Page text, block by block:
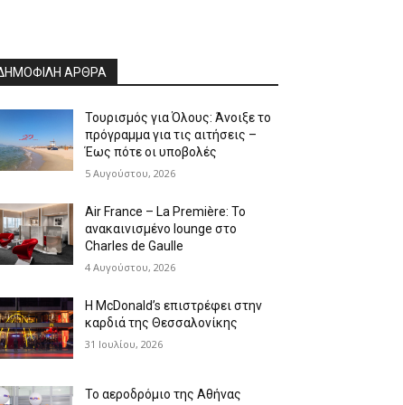
ΑΡΘΡΑ
Τουρισμός για Όλους: Άνοιξε το
πρόγραμμα για τις αιτήσεις –
Έως πότε οι υποβολές
5 Αυγούστου, 2026
Air France – La Première: Το
ανακαινισμένο lounge στο
Charles de Gaulle
4 Αυγούστου, 2026
Η McDonald’s επιστρέφει στην
καρδιά της Θεσσαλονίκης
31 Ιουλίου, 2026
Το αεροδρόμιο της Αθήνας